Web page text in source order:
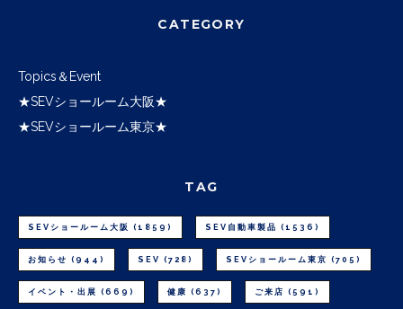
CATEGORY
Topics＆Event
★SEVショールーム大阪★
★SEVショールーム東京★
TAG
SEVショールーム大阪 (1859) SEV自動車製品 (1536)
お知らせ (944) SEV (728) SEVショールーム東京 (705)
イベント・出展 (669) 健康 (637) ご来店 (591)